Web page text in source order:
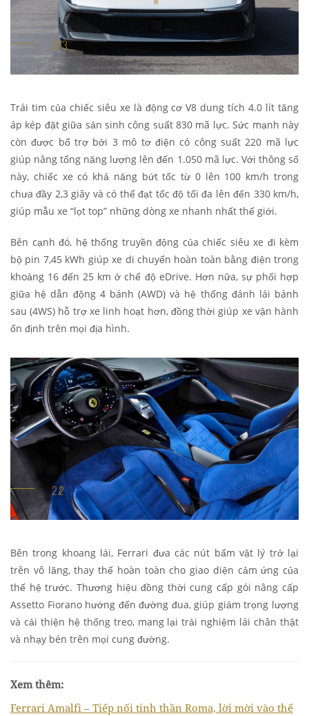
Trái tim của chiếc siêu xe là động cơ V8 dung tích 4.0 lít tăng
áp kép đặt giữa sản sinh công suất 830 mã lực. Sức mạnh này
còn được bổ trợ bởi 3 mô tơ điện có công suất 220 mã lực
giúp nâng tổng năng lượng lên đến 1.050 mã lực. Với thông số
này, chiếc xe có khả năng bứt tốc từ 0 lên 100 km/h trong
chưa đầy 2,3 giây và có thể đạt tốc độ tối đa lên đến 330 km/h,
giúp mẫu xe “lọt top” những dòng xe nhanh nhất thế giới.
Bên cạnh đó, hệ thống truyền động của chiếc siêu xe đi kèm
bộ pin 7,45 kWh giúp xe di chuyển hoàn toàn bằng điện trong
khoảng 16 đến 25 km ở chế độ eDrive. Hơn nữa, sự phối hợp
giữa hệ dẫn động 4 bánh (AWD) và hệ thống đánh lái bánh
sau (4WS) hỗ trợ xe linh hoạt hơn, đồng thờigiúp xe vận hành
ổn định trên mọi địa hình.
Bên trong khoang lái, Ferrari đưa các nút bấm vật lý trở lại
trên vô lăng, thay thế hoàn toàn cho giao diện cảm ứng của
thế hệ trước. Thương hiệu đồng thời cung cấp gói nâng cấp
Assetto Fiorano hướng đến đường đua, giúp giảm trọng lượng
và cải thiện hệ thống treo, mang lại trải nghiệm lái chân thật
và nhạy bén trên mọi cung đường.
Xem thêm:
Ferrari Amalfi – Tiếp nối tinh thần Roma, lời mời vào thế